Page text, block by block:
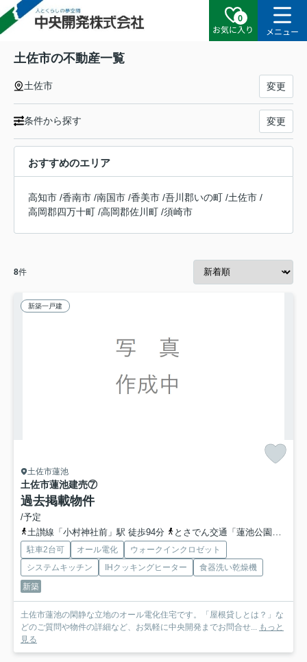
0
お気に入り
メニュー
土佐市の不動産一覧
土佐市 変更
条件から探す 変更
おすすめのエリア
高知市 /香南市 /南国市 /香美市 /吾川郡いの町 /土佐市 /
高岡郡四万十町 /高岡郡佐川町 /須崎市
8件
新築一戸建
土佐市蓮池
土佐市蓮池建売⑦
過去掲載物件
/予定
土讃線「小村神社前」駅 徒歩94分
とさでん交通「蓮池公園前（高知県）」バス停下車 徒歩3分
駐車2台可 オール電化
ウォークインクロゼット
システムキッチン
IHクッキングヒーター
食器洗い乾燥機
新築
土佐市蓮池の閑静な立地のオール電化住宅です。「屋根貸しとは？」な
どのご質問や物件の詳細など、お気軽に中央開発までお問合せ...
もっと
見る